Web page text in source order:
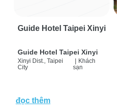
Guide Hotel Taipei Xinyi
Guide Hotel Taipei Xinyi
Xinyi Dist., Taipei
City
| Khách
sạn
đọc thêm